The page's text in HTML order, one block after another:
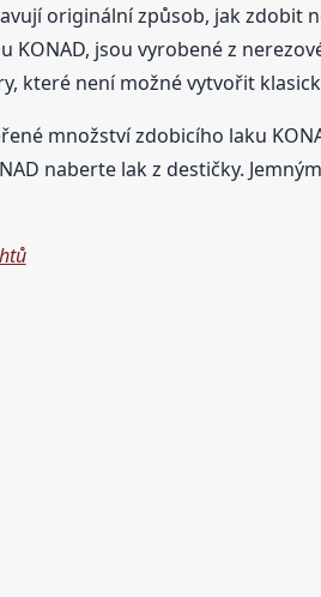
originální způsob, jak zdobit
KONAD, jsou vyrobené z
které není možné vytvořit
množství zdobicího laku
naberte lak z destičky.